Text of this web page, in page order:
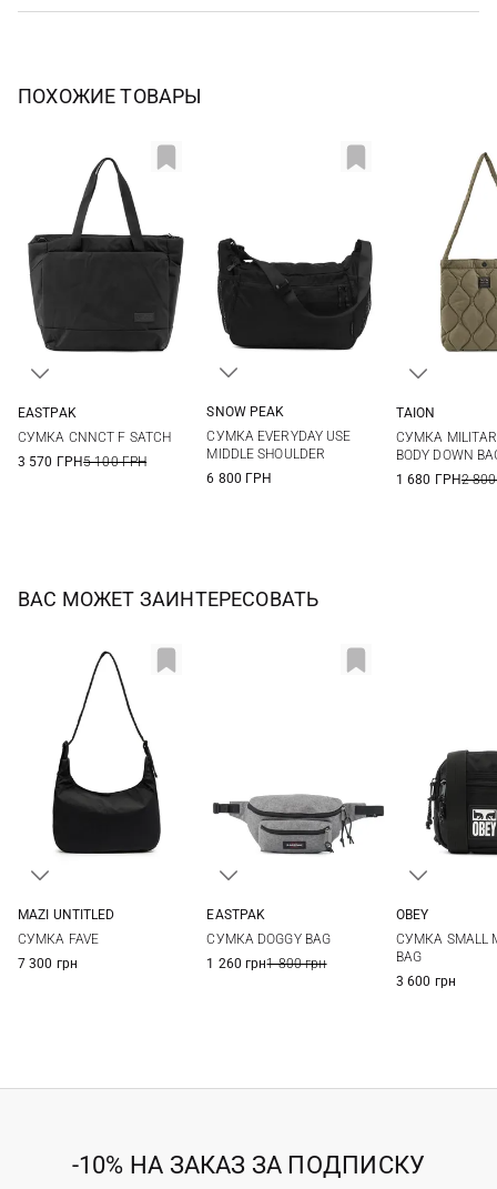
ПОХОЖИЕ ТОВАРЫ
EASTPAK
СУМКА CNNCT F SATCH
3 570 ГРН5 100 ГРН
SNOW PEAK
СУМКА EVERYDAY USE
MIDDLE SHOULDER
6 800 ГРН
TAION
СУМКА
BODY DOWN
1 680 ГРН2
ВАС МОЖЕТ ЗАИНТЕРЕСОВАТЬ
MAZI UNTITLED
СУМКА FAVE
7 300 грн
EASTPAK
СУМКА DOGGY BAG
1 260 грн1 800 грн
OBEY
СУМКА SMALL
BAG
3 600 грн
-10% НА ЗАКАЗ ЗА ПОДПИСКУ